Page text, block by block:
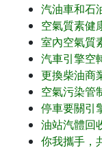
汽油車和石
空氣質素健
室內空氣質
汽車引擎空
更換柴油商
空氣污染管
停車要關引
油站汽體回
你我攜手，